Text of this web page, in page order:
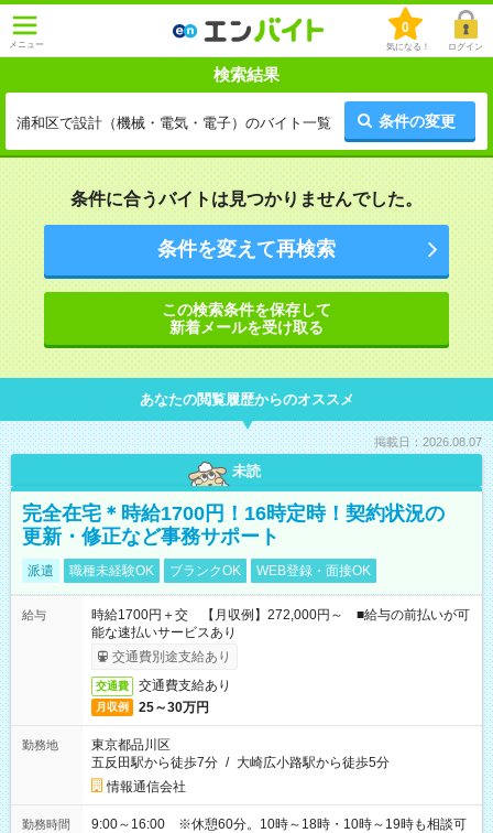
メニュー
0
気になる！ ログイン
検索結果
浦和区で設計（機械・電気・電子）のバイト一覧 条件の変更
条件に合うバイトは見つかりませんでした。
条件を変えて再検索
この検索条件を保存して
新着メールを受け取る
あなたの閲覧履歴からのオススメ
掲載日：2026.08.07
未読
完全在宅＊時給1700円！16時定時！契約状況の
更新・修正など事務サポート
派遣 職種未経験OK ブランクOK WEB登録・面接OK
給与
時給1700円＋交 【月収例】272,000円～ ■給与の前払いが可
能な速払いサービスあり
交通費別途支給あり
交通費 交通費支給あり
月収例 25～30万円
勤務地
東京都品川区
五反田駅から徒歩7分 / 大崎広小路駅から徒歩5分
情報通信会社
勤務時間
9:00～16:00 ※休憩60分。10時～18時・10時～19時も相談可